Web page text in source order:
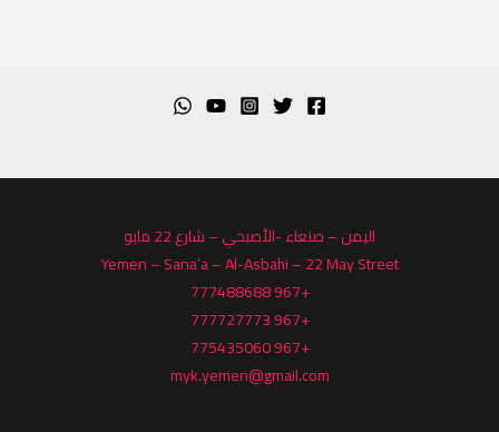
اليمن – صنعاء -الأصبحي – شارع 22 مايو
Yemen – Sana’a – Al-Asbahi – 22 May Street
+967 777488688
+967 777727773
+967 775435060
myk.yemen@gmail.com